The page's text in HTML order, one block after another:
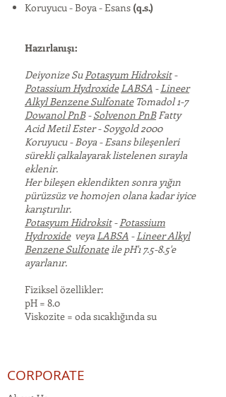
Koruyucu - Boya - Esans (q.s.)
Hazırlanışı:
Deiyonize Su Potasyum Hidroksit-
Potassium Hydroxide LABSA -Lineer
Alkyl Benzene SulfonateTomadol 1-7
Dowanol PnB-Solvenon PnBFatty
Acid Metil Ester - Soygold 2000
Koruyucu - Boya - Esans bileşenleri
sürekli çalkalayarak listelenen sırayla
eklenir.
Her bileşen eklendikten sonra yığın
pürüzsüz ve homojen olana kadar iyice
karıştırılır.
Potasyum Hidroksit-Potassium
Hydroxideveya LABSA -Lineer Alkyl
Benzene Sulfonateile pH'ı 7.5-8.5'e
ayarlanır.
Fiziksel özellikler:
pH = 8.0
Viskozite = oda sıcaklığında su
CORPORATE